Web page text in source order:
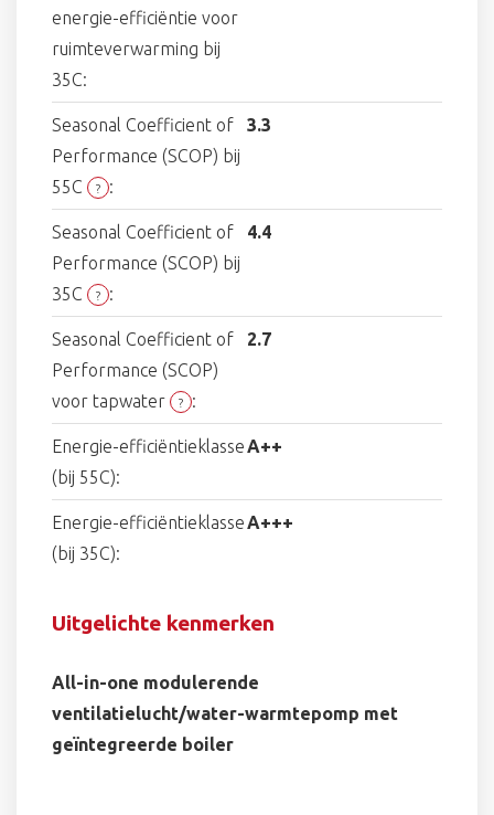
energie-efficiëntie voor
ruimteverwarming bij
35C:
Seasonal Coefficient of
Performance (SCOP) bij
55C
? :
3.3
Seasonal Coefficient of
Performance (SCOP) bij
35C
? :
4.4
Seasonal Coefficient of
Performance (SCOP)
voor tapwater
? :
2.7
Energie-efficiëntieklasse
(bij 55C):
A++
Energie-efficiëntieklasse
(bij 35C):
A+++
Uitgelichte kenmerken
All-in-one modulerende
ventilatielucht/water-warmtepomp met
geïntegreerde boiler